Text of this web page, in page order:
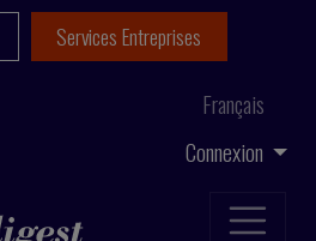
Connexion
Français
Services Entreprises